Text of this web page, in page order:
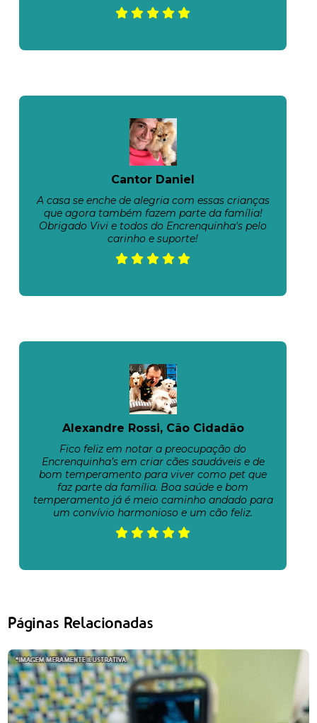
Cantor Daniel
A casa se enche de alegria com essas crianças
que agora também fazem parte da família!
Obrigado Vivi e todos do Encrenquinha's pelo
carinho e suporte!
Alexandre Rossi, Cão Cidadão
Fico feliz em notar a preocupação do
Encrenquinha’s em criar cães saudáveis e de
bom temperamento para viver como pet que
faz parte da família. Boa saúde e bom
temperamento já é meio caminho andado para
um convívio harmonioso e um cão feliz.
Páginas Relacionadas